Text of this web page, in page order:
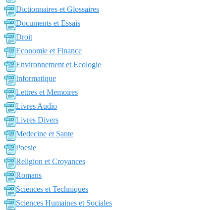
Dictionnaires et Glossaires
Documents et Essais
Droit
Economie et Finance
Environnement et Ecologie
Informatique
Lettres et Memoires
Livres Audio
Livres Divers
Medecine et Sante
Poesie
Religion et Croyances
Romans
Sciences et Techniques
Sciences Humaines et Sociales